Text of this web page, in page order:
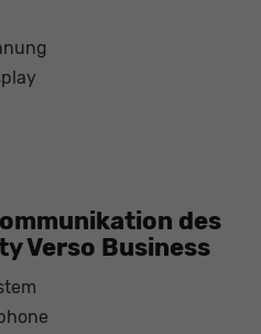
des
Verso Business